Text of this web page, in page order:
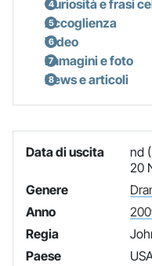
Curiosità e frasi
Accoglienza
Video
Immagini e foto
News e articoli
Data di uscita
nd
20
Genere
Anno
Regia
Paese